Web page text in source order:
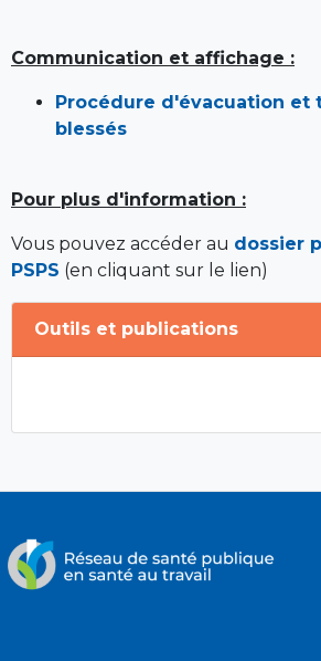
Communication et affichage :
Procédure d'évacuation et
blessés
Pour plus d'information :
Vous pouvez accéder au dossier
PSPS (en cliquant sur le lien)
Outils et publications